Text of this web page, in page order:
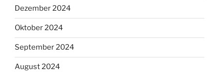
Dezember 2024
Oktober 2024
September 2024
August 2024